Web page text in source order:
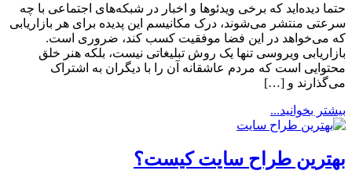
حتما دیده‌اید که برخی ویدئوها و اخبار در شبکه‌های اجتماعی با چه
سرعتی منتشر می‌شوند، درک مکانیسم این پدیده برای هر بازاریابی
که می‌خواهد در این فضا موفقیت کسب کند، ضروری است.
بازاریابی ویروسی تنها یک روش تبلیغاتی نیست، بلکه هنر خلق
محتوایی است که مردم عاشقانه آن را با دیگران به اشتراک
می‌گذارند و […]
بیشتر بخوانید...
بهترین طراح سایت کیست؟